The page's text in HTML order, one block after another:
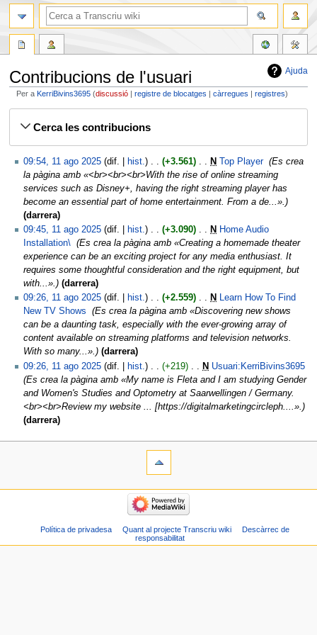
Ajuda
Contribucions de l'usuari
Per aKerriBivins3695 discussió registre de blocatges càrregues registres
Cerca les contribucions
09:54, 11 ago 2025 dif. hist. +3.561 N Top Player‎
Es crea
la pàgina amb «<br><br><br>With the rise of online streaming
services such as Disney+, having the right streaming player has
become an essential part of home entertainment. From a de...».
darrera
09:45, 11 ago 2025 dif. hist. +3.090 N Home Audio
Installation\
Es crea la pàgina amb «Creating a homemade theater
experience can be an exciting project for any media enthusiast. It
requires some thoughtful consideration and the right equipment, but
with...».
darrera
09:26, 11 ago 2025 dif. hist. +2.559 N Learn How To Find
New TV Shows
Es crea la pàgina amb «Discovering new shows
can be a daunting task, especially with the ever-growing array of
content available on streaming platforms and television networks.
With so many...».
darrera
09:26, 11 ago 2025 dif. hist. +219 N Usuari:KerriBivins3695
Es crea la pàgina amb «My name is Fleta and I am studying Gender
and Women's Studies and Optometry at Saarwellingen / Germany.
<br><br>Review my website ... [https://digitalmarketingcircleph....».
darrera
Política de privadesa Quant al projecte Transcriu wiki
Descàrrec de
responsabilitat